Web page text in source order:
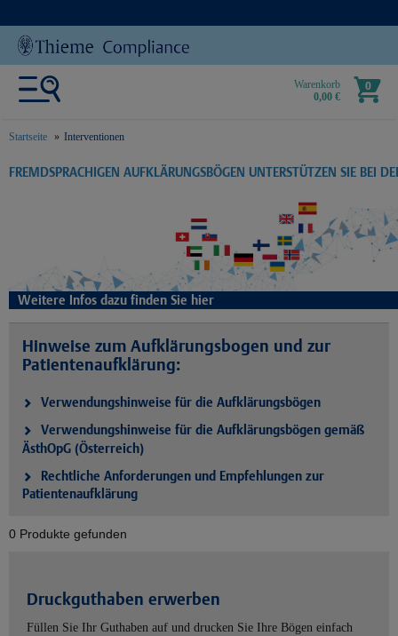
Warenkorb
0,00 €
0
Startseite Interventionen
text.skipToContent
text.skipToNavigation
FREMDSPRACHIGEN AUFKLÄRUNGSBÖGEN UNTERSTÜTZEN SIE BEI
Weitere Infos dazu finden Sie hier
Hinweise zum Aufklärungsbogen und zur
Patientenaufklärung:
Verwendungshinweise für die Aufklärungsbögen
Verwendungshinweise für die Aufklärungsbögen gemäß
ÄsthOpG (Österreich)
Rechtliche Anforderungen und Empfehlungen zur
Patientenaufklärung
0 Produkte gefunden
Druckguthaben erwerben
Füllen Sie Ihr Guthaben auf und drucken Sie Ihre Bögen einfach